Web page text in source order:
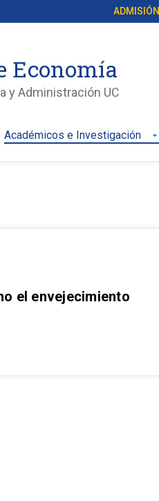
ADMISIÓN
Economía
y Administración UC
Académicos e Investigación arrow_drop_down
el envejecimiento